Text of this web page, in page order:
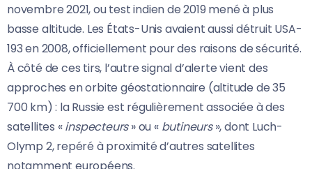
novembre 2021, ou test indien de 2019 mené à plus
basse altitude. Les États-Unis avaient aussi détruit USA-
193 en 2008, officiellement pour des raisons de sécurité.
À côté de ces tirs, l’autre signal d’alerte vient des
approches en orbite géostationnaire (altitude de 35
700 km) : la Russie est régulièrement associée à des
satellites «inspecteurs» ou « butineurs», dont Luch-
Olymp 2, repéré à proximité d’autres satellites